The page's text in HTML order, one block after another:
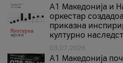
А1 Македонија и
оркестар
приказна
културно
03.07.2026
A1 Македонија